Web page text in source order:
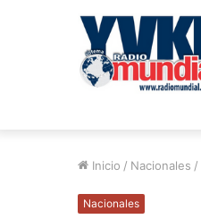
Inicio / Nacionales /
Nacionales